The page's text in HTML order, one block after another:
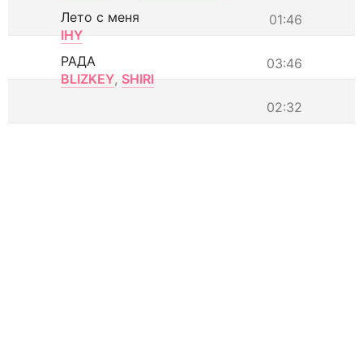
01:46
Лето с меня
IHY
03:46
РАДА
BLIZKEY, SHIRI
02:32